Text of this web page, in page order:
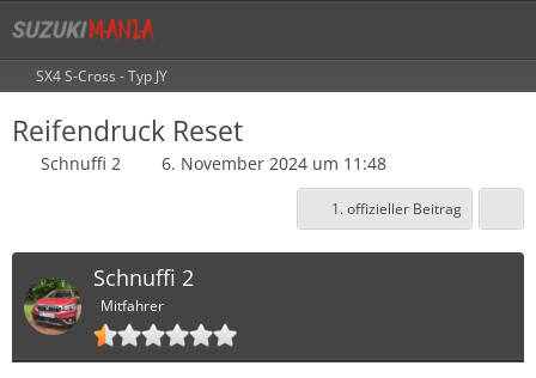
SX4 S-Cross - Typ JY
Reifendruck Reset
Schnuffi 2 6. November 2024 um 11:48
1. offizieller Beitrag
Schnuffi 2
Mitfahrer